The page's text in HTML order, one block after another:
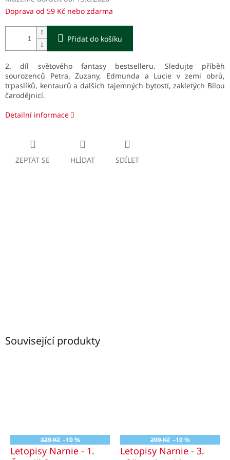
Doprava od 59 Kč nebo zdarma
Přidat do košíku
2. díl světového fantasy bestselleru. Sledujte příběh
sourozenců Petra, Zuzany, Edmunda a Lucie v zemi obrů,
trpaslíků, kentaurů a dalších tajemných bytostí, zakletých Bílou
čarodějnicí.
Detailní informace
ZEPTAT SE HLÍDAT SDÍLET
Související produkty
329 Kč –10 %
Letopisy Narnie - 1.
299 Kč –10 %
Letopisy Narnie - 3.